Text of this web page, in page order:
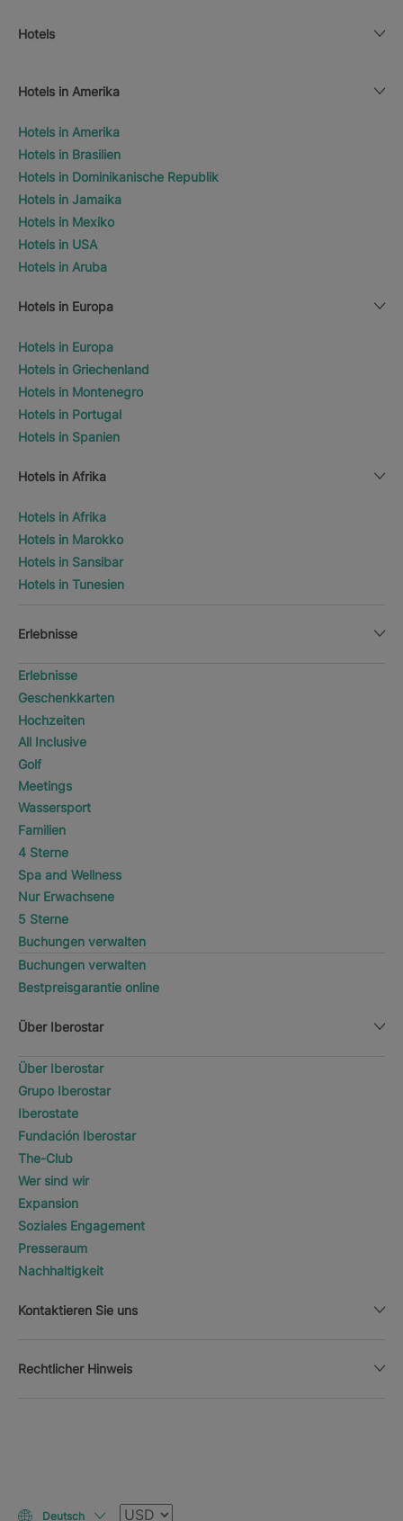
Hotels
Hotels in Amerika
Hotels in Amerika
Hotels in Brasilien
Hotels in Dominikanische Republik
Hotels in Jamaika
Hotels in Mexiko
Hotels in USA
Hotels in Aruba
Hotels in Europa
Hotels in Europa
Hotels in Griechenland
Hotels in Montenegro
Hotels in Portugal
Hotels in Spanien
Hotels in Afrika
Hotels in Afrika
Hotels in Marokko
Hotels in Sansibar
Hotels in Tunesien
Erlebnisse
Erlebnisse
Geschenkkarten
Hochzeiten
All Inclusive
Golf
Meetings
Wassersport
Familien
4 Sterne
Spa and Wellness
Nur Erwachsene
5 Sterne
Buchungen verwalten
Buchungen verwalten
Bestpreisgarantie online
Über Iberostar
Über Iberostar
Grupo Iberostar
Iberostate
Fundación Iberostar
The-Club
Wer sind wir
Expansion
Soziales Engagement
Presseraum
Nachhaltigkeit
Kontaktieren Sie uns
Rechtlicher Hinweis
Deutsch Währung